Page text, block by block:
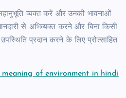
व्यक्त करें और उनकी भावनाओं
से अभिव्यक्त करने और बिना किसी
प्रदान करने के लिए प्रोत्साहित
of environment in hindi